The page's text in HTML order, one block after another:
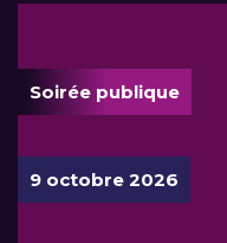
Soirée publique
9 octobre 2026